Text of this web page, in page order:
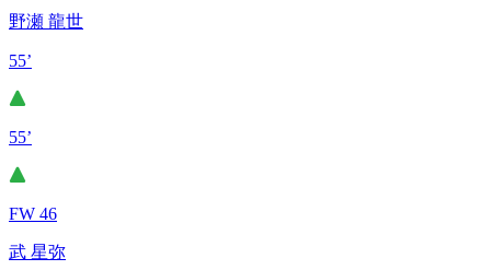
野瀬 龍世
55’
55’
FW 46
武 星弥